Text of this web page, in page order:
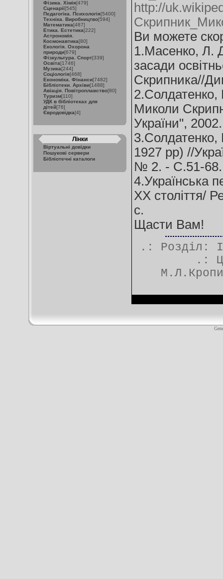
Фізика. Хімія[479]
Сценарії[545]
Педагогіка. Психологія[5400]
Техніка. Виробництво[594]
Математика[487]
Етика. Естетика[222]
Астрономія.
Космонавтика[80]
Екологія. Охорона
природи[679]
Фізкультура. Спорт[339]
Освіта[1746]
Музика[244]
Соціологія[468]
Економіка. Фінанси[7482]
Бібліотеки. Архіви[1488]
Авіація. Повітроплавство[80]
Туризм[110]
УДК в бібліотеках для
дітей[76]
Євродовідка[4]
Лінки
Віртуальні довідки
Пошукові сервери
Бібліотечні каталоги
http://
Ви можете
1.Масенко, Л.
засади
Скрипника//
Миколи
України",
1927 рр) //
№ 2. - С.51-68.
4.Українська
XX століття/
с.
Щасти Вам!
.: Розділ:
.: